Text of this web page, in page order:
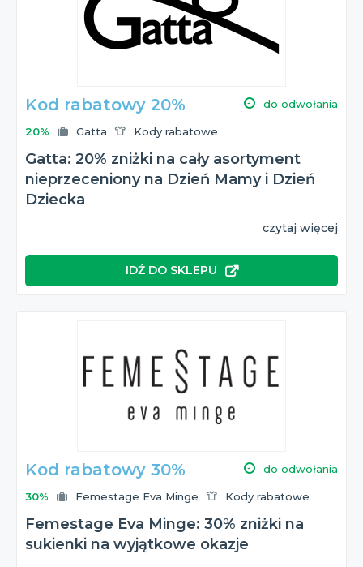
Kod rabatowy 20% do odwołania
20% Gatta Kody rabatowe
Gatta: 20% zniżki na cały asortyment
nieprzeceniony na Dzień Mamy i Dzień
Dziecka
czytaj więcej
IDŹ DO SKLEPU
Kod rabatowy 30% do odwołania
30% Femestage Eva Minge Kody rabatowe
Femestage Eva Minge: 30% zniżki na
sukienki na wyjątkowe okazje